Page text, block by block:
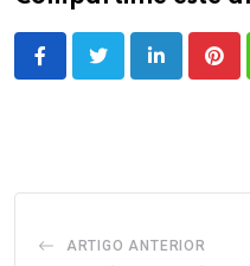
LinkedIn
ARTIGO ANTERIOR